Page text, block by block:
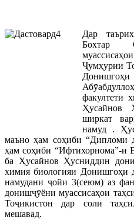
Дар
Бохтар
Ҷумҳурии
факултети
Ҳусайнов
ширкат
намуд .
маъно ҳам соҳиби
ҳам соҳиби “Ифтихорнома”-
ба Ҳусайнов Ҳусниддин
химия биологияи Донишгоҳи
намудани ҷойи 3(сеюм) аз
донишҷӯёни муассисаҳои
Тоҷикистон дар соли
мешавад.